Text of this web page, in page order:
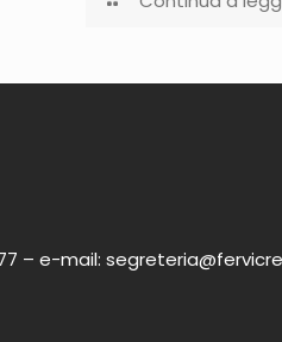
– e-mail: